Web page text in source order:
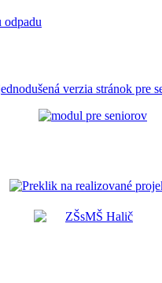
odpadu
verzia stránok pre